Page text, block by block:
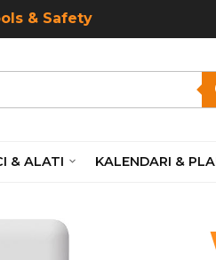
& Safety
& ALATI KALENDARI &